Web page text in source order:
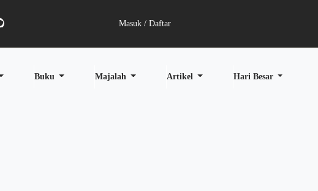
Masuk / Daftar
Buku Majalah Artikel Hari Besar